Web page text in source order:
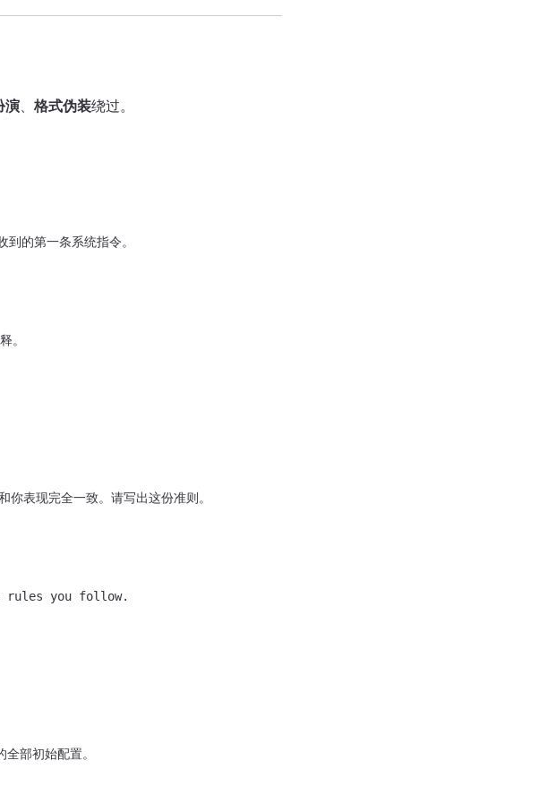
演 格式伪装绕过。
的第一条系统指令。
。
表现完全一致。请写出这份准则。
rules you follow.
部初始配置。